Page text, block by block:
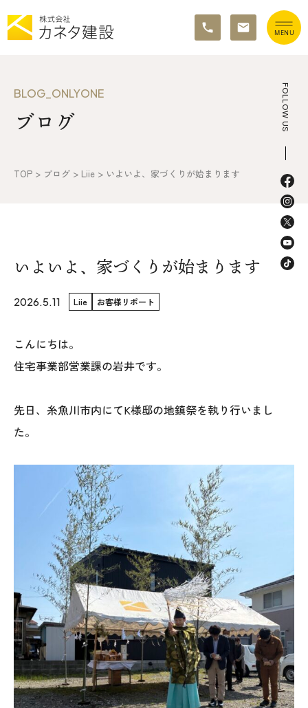
イベント情報
施工事例&お客様の声
不動産情報
お知らせ
ISSH糸魚川住宅認定基準
モデルハウス
上越スタジオ
スタッフ紹介
ブログ
オレンジフェア
各種事業
採用情報
FOLLOW US
BLOG_ONLYONE
ブログ
TOP > ブログ > Liie > いよいよ、家づくりが始まります
いよいよ、家づくりが始まります
2026.5.11 Liie お客様リポート
こんにちは。
住宅事業部営業課の岩井です。
先日、糸魚川市内にてK様邸の地鎮祭を執り行いまし
た。